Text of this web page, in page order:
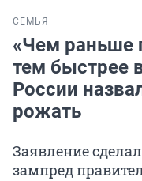
СЕМЬЯ
«Чем раньше
тем быстрее
России
рожать
Заявление
зампред